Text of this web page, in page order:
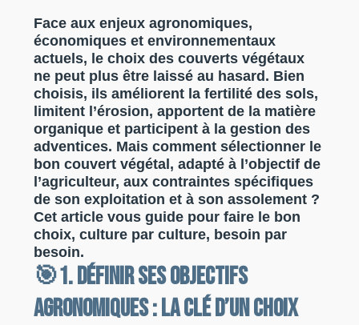
Face aux enjeux agronomiques,
économiques et environnementaux
actuels, le choix des couverts végétaux
ne peut plus être laissé au hasard. Bien
choisis, ils améliorent la fertilité des sols,
limitent l’érosion, apportent de la matière
organique et participent à la gestion des
adventices. Mais comment sélectionner le
bon couvert végétal, adapté à l’objectif de
l’agriculteur, aux contraintes spécifiques
de son exploitation et à sonassolement ?
Cet article vous guide pour faire le bon
choix, culture par culture, besoin par
besoin.
🎯1. Définir ses objectifs
agronomiques : la clé d’un choix